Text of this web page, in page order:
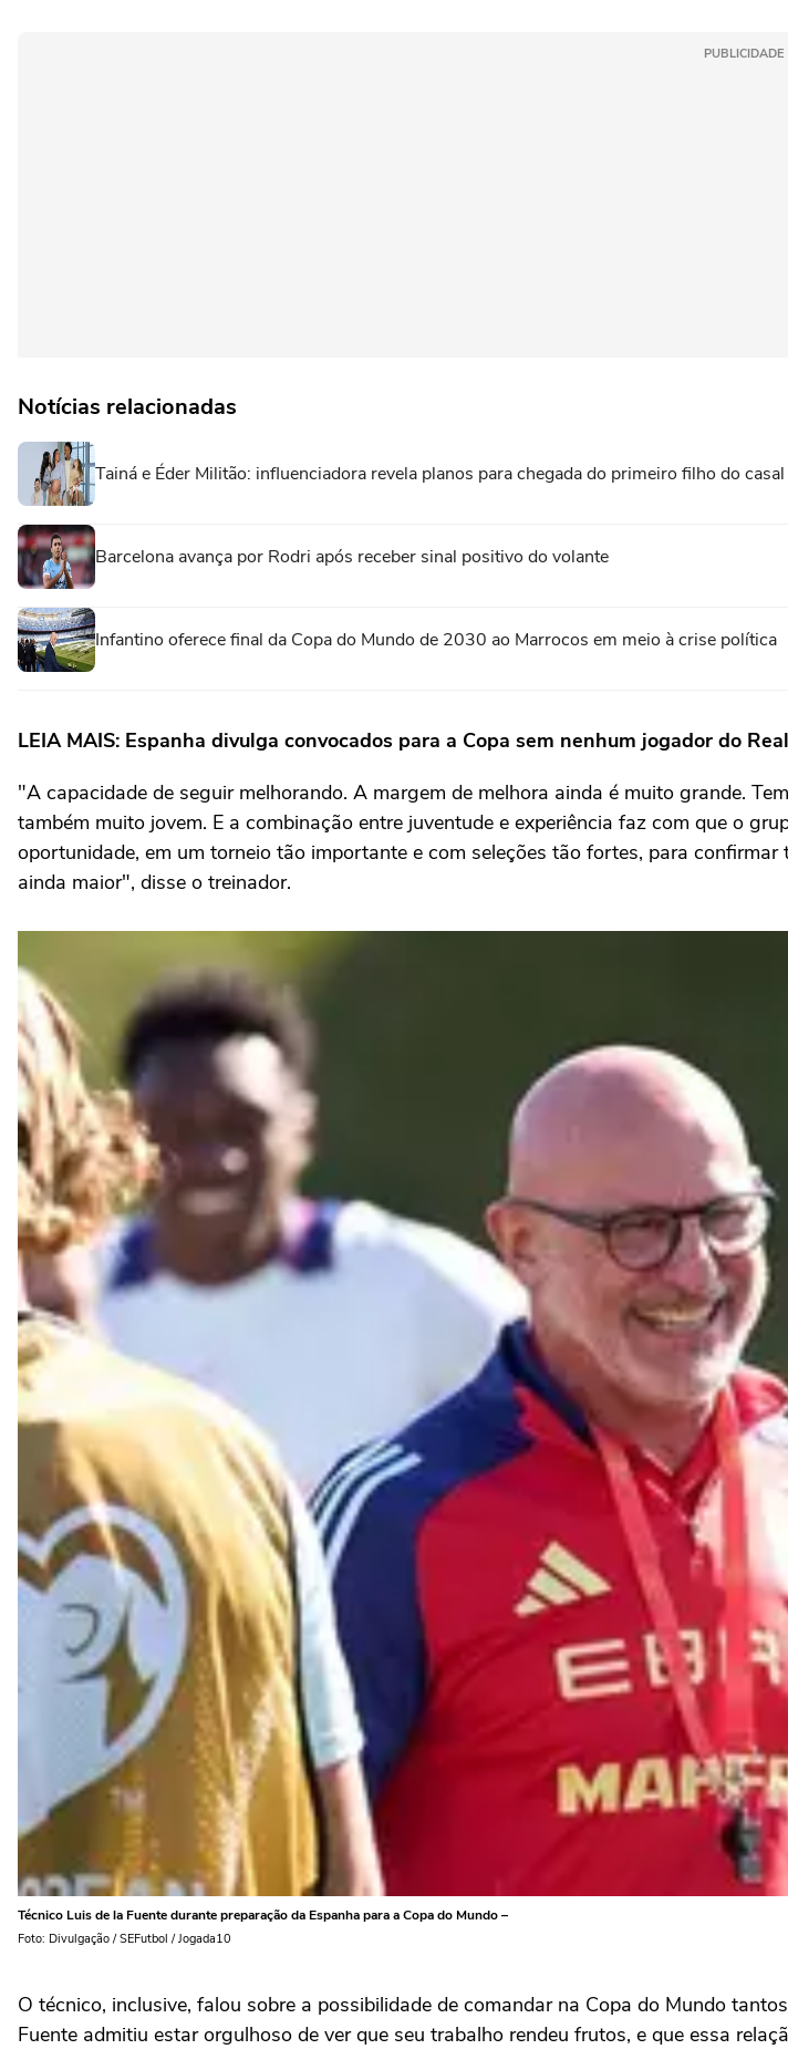
PUBLICIDADE
Notícias relacionadas
Tainá e Éder Militão: influenciadora revela planos para chegada do primeiro filho do casal
Barcelona avança por Rodri após receber sinal positivo do volante
Infantino oferece final da Copa do Mundo de 2030 ao Marrocos em meio à crise política
LEIA MAIS: Espanha divulga convocados para a Copa sem nenhum jogador do
"A capacidade de seguir melhorando. A margem de melhora ainda é muito grande.
também muito jovem. E a combinação entre juventude e experiência faz com que o
oportunidade, em um torneio tão importante e com seleções tão fortes, para
ainda maior", disse o treinador.
Técnico Luis de la Fuente durante preparação da Espanha para a Copa do Mundo –
Foto: Divulgação / SEFutbol / Jogada10
O técnico, inclusive, falou sobre a possibilidade de comandar na Copa do Mundo
Fuente admitiu estar orgulhoso de ver que seu trabalho rendeu frutos, e que essa